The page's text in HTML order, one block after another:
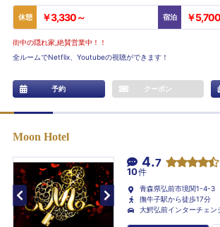
休憩 ￥3,330～ 宿泊 ￥
街中の隠れ家,絶賛営業中！！
全ルームでNetflix、Youtubeの視聴ができます！
予約 クーポン
Moon Hotel
4.7
10件
青森県弘前市境関1-4-3
撫牛子駅から徒歩17分
大鰐弘前インターチェン